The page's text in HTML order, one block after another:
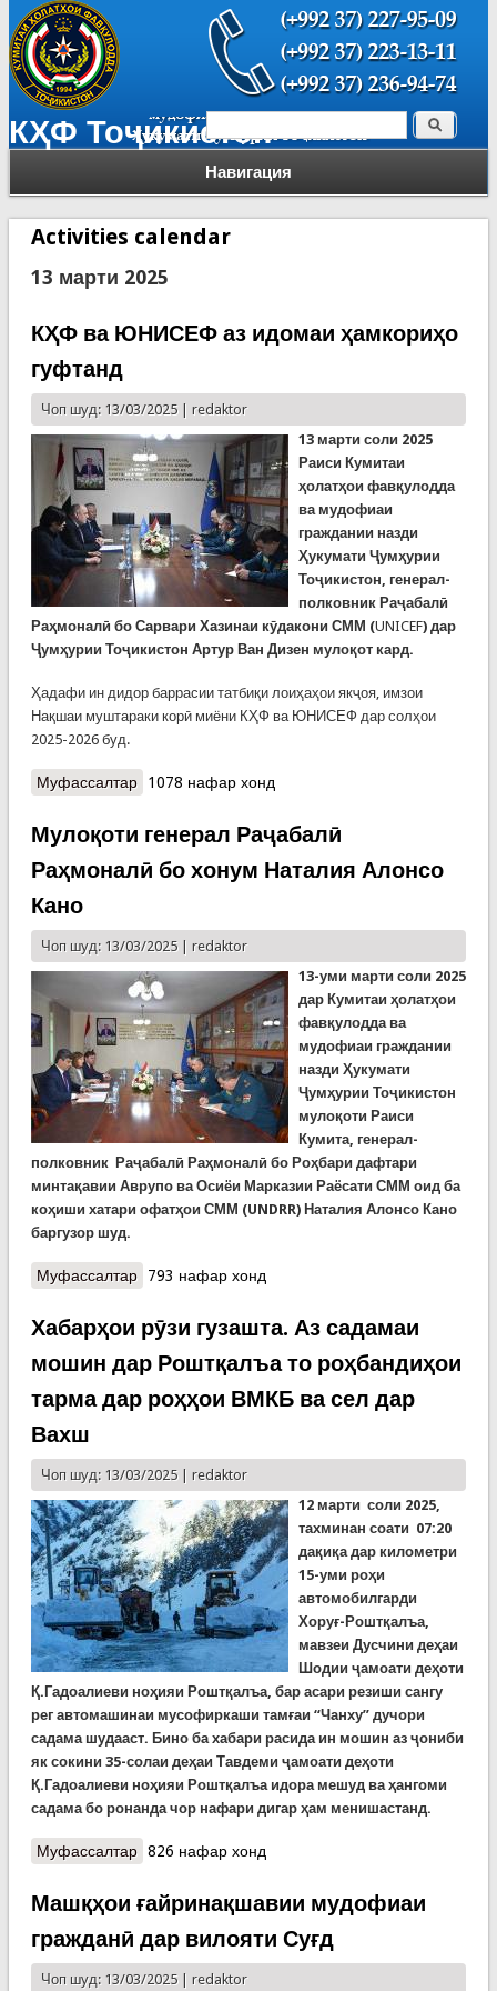
КҲФ Тоҷикистон
Навигация
Форма поиска Поиск
Activities calendar
13 марти 2025
КҲФ ва ЮНИСЕФ аз идомаи ҳамкориҳо
гуфтанд
Чоп шуд: 13/03/2025 | redaktor
13 марти соли 2025
Раиси Кумитаи
ҳолатҳои фавқулодда
ва мудофиаи
граждании назди
Ҳукумати Ҷумҳурии
Тоҷикистон, генерал-
полковник Раҷабалӣ
Раҳмоналӣ бо Сарвари Хазинаи кӯдакони СММ (UNICEF) дар
Ҷумҳурии Тоҷикистон Артур Ван Дизен мулоқот кард.
Ҳадафи ин дидор баррасии татбиқи лоиҳаҳои якҷоя, имзои
Нақшаи муштараки корӣ миёни КҲФ ва ЮНИСЕФ дар солҳои
2025-2026 буд.
Муфассалтаро КҲФ ва ЮНИСЕФ аз идомаи ҳамкориҳо
1078 нафар хонд
Мулоқоти генерал Раҷабалӣ
Раҳмоналӣ бо хонум Наталия Алонсо
Кано
Чоп шуд: 13/03/2025 | redaktor
13-уми марти соли 2025
дар Кумитаи ҳолатҳои
фавқулодда ва
мудофиаи граждании
назди Ҳукумати
Ҷумҳурии Тоҷикистон
мулоқоти Раиси
Кумита, генерал-
полковник Раҷабалӣ Раҳмоналӣ бо Роҳбари дафтари
минтақавии Аврупо ва Осиёи Марказии Раёсати СММ оид ба
коҳиши хатари офатҳои СММ (UNDRR)Наталия Алонсо Кано
баргузор шуд.
Муфассалтаро Мулоқоти генерал Раҷабалӣ Раҳмоналӣ бо
793 нафар хонд
Хабарҳои рӯзи гузашта. Аз садамаи
мошин дар Роштқалъа то роҳбандиҳои
тарма дар роҳҳои ВМКБ ва сел дар
Вахш
Чоп шуд: 13/03/2025 | redaktor
12 марти соли 2025,
тахминан соати 07:20
дақиқа дар километри
15-уми роҳи
автомобилгарди
Хоруғ-Роштқалъа,
мавзеи Дусчини деҳаи
Шодии ҷамоати деҳоти
Қ.Гадоалиеви ноҳияи Роштқалъа, бар асари резиши сангу
рег автомашинаи мусофиркаши тамғаи “Чанху” дучори
садама шудааст. Бино ба хабари расида ин мошин аз ҷониби
як сокини 35-солаи деҳаи Тавдеми ҷамоати деҳоти
Қ.Гадоалиеви ноҳияи Роштқалъа идора мешуд ва ҳангоми
садама бо ронанда чор нафари дигар ҳам менишастанд.
Муфассалтаро Хабарҳои рӯзи гузашта. Аз садамаи мошин
роҳҳои ВМКБ ва сел дар Вахш
826 нафар хонд
Машқҳои ғайринақшавии мудофиаи
гражданӣ дар вилояти Суғд
Чоп шуд: 13/03/2025 | redaktor